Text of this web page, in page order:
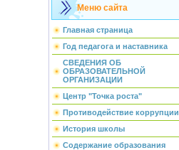
Меню сайта
Главная страница
Год педагога и наставника
СВЕДЕНИЯ ОБ
ОБРАЗОВАТЕЛЬНОЙ
ОРГАНИЗАЦИИ
Центр "Точка роста"
Противодействие коррупции
История школы
Содержание образования